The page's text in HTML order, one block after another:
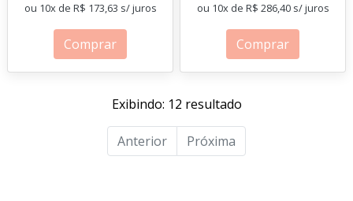
ou 10x de R$ 173,63 s/ juros
Comprar
ou 10x de R$ 286,40 s/ juros
Comprar
Exibindo: 12 resultado
Anterior Próxima